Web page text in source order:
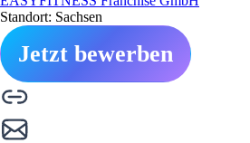
Standort: Sachsen
Jetzt bewerben